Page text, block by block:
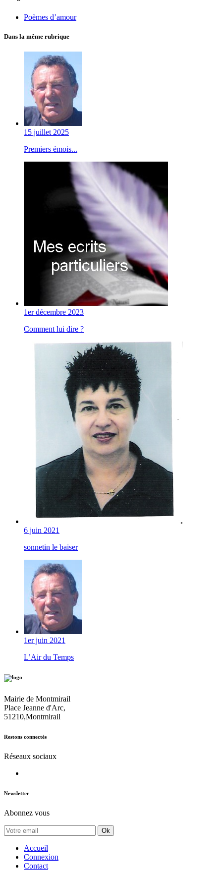
Poèmes d’amour
Dans la même rubrique
15 juillet 2025
Premiers émois...
1er décembre 2023
Comment lui dire ?
6 juin 2021
sonnetin le baiser
1er juin 2021
L’Air du Temps
Mairie de Montmirail
Place Jeanne d'Arc,
51210,Montmirail
Restons connectés
Réseaux sociaux
Newsletter
Abonnez vous
Ok
Accueil
Connexion
Contact